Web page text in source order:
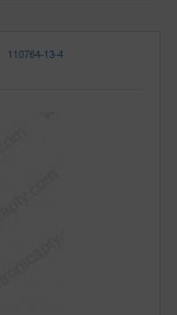
110764-13-4